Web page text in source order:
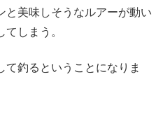
と美味しそうなルアーが動い
しまう。
て釣るということになりま